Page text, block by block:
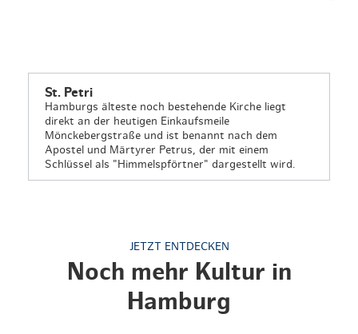
St. Petri
Hamburgs älteste noch bestehende Kirche liegt
direkt an der heutigen Einkaufsmeile
Mönckebergstraße und ist benannt nach dem
Apostel und Märtyrer Petrus, der mit einem
Schlüssel als "Himmelspförtner" dargestellt wird.
JETZT ENTDECKEN
Noch mehr Kultur in
Hamburg